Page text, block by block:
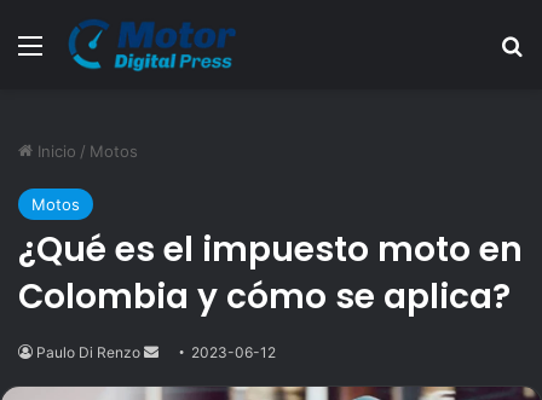
Menú
Inicio / Motos
Motos
¿Qué es el impuesto moto en
Colombia y cómo se aplica?
Paulo Di Renzo
Send2023-06-12